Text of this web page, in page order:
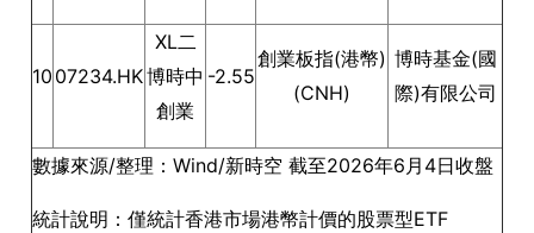
10 07234.HK
XL二
博時中
創業
-2.55
創業板指(港幣)
(CNH)
博時基金(國
際)有限公司
數據來源/整理：Wind/新時空 截至2026年6月4日收盤
統計說明：僅統計香港市場港幣計價的股票型ETF